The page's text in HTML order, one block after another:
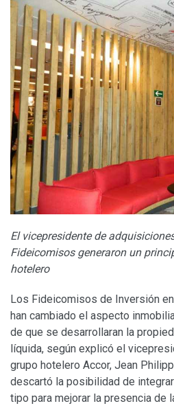
El vicepresidente de
Fideicomisos generaron un
hotelero
Los Fideicomisos de Inversión
han cambiado el aspecto
de que se desarrollaran la
líquida, según explicó el
grupo hotelero Accor, Jean
descartó la posibilidad de
tipo para mejorar la presencia de